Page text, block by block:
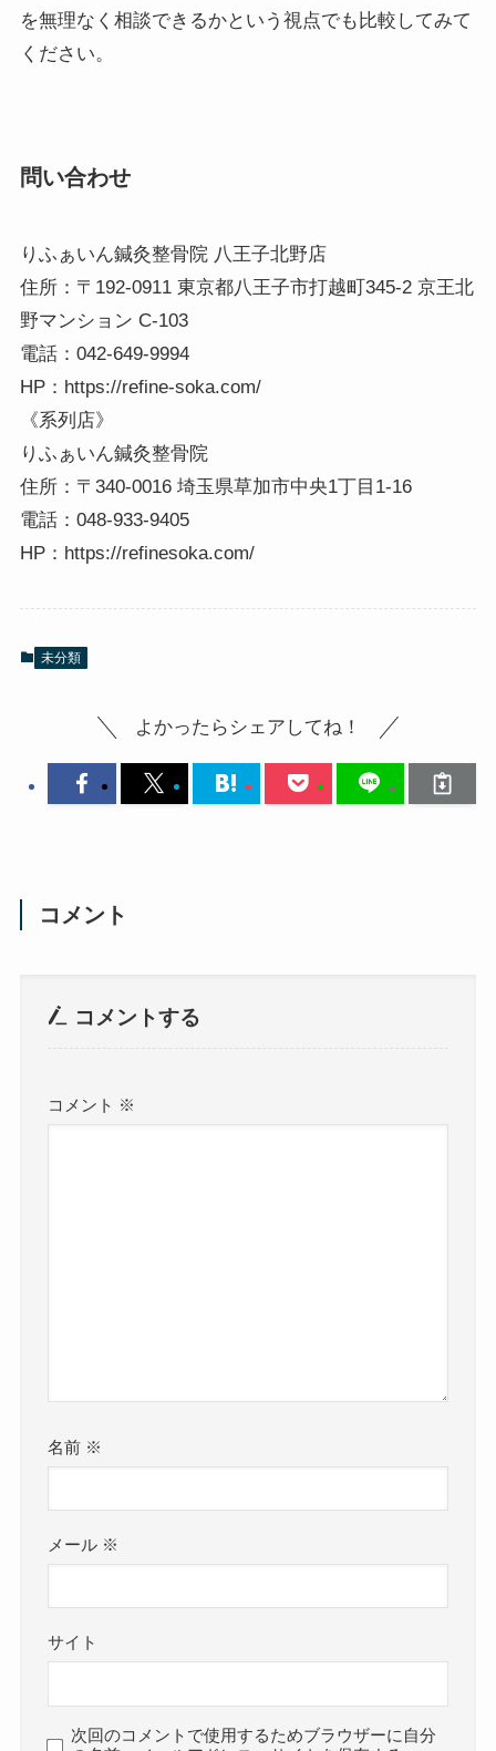
を無理なく相談できるかという視点でも比較してみて
ください。
問い合わせ
りふぁいん鍼灸整骨院 八王子北野店
住所：〒192-0911 東京都八王子市打越町345-2 京王北
野マンション C-103
電話：042-649-9994
HP：https://refine-soka.com/
《系列店》
りふぁいん鍼灸整骨院
住所：〒340-0016 埼玉県草加市中央1丁目1-16
電話：048-933-9405
HP：https://refinesoka.com/
未分類
よかったらシェアしてね！
コメント
コメントする
コメント ※
名前 ※
メール ※
サイト
次回のコメントで使用するためブラウザーに自分